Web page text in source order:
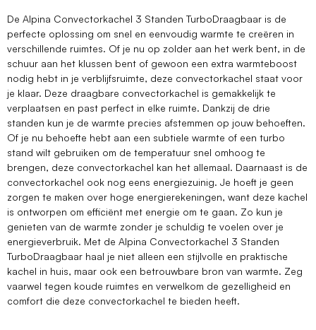
De Alpina Convectorkachel 3 Standen TurboDraagbaar is de
perfecte oplossing om snel en eenvoudig warmte te creëren in
verschillende ruimtes. Of je nu op zolder aan het werk bent, in de
schuur aan het klussen bent of gewoon een extra warmteboost
nodig hebt in je verblijfsruimte, deze convectorkachel staat voor
je klaar. Deze draagbare convectorkachel is gemakkelijk te
verplaatsen en past perfect in elke ruimte. Dankzij de drie
standen kun je de warmte precies afstemmen op jouw behoeften.
Of je nu behoefte hebt aan een subtiele warmte of een turbo
stand wilt gebruiken om de temperatuur snel omhoog te
brengen, deze convectorkachel kan het allemaal. Daarnaast is de
convectorkachel ook nog eens energiezuinig. Je hoeft je geen
zorgen te maken over hoge energierekeningen, want deze kachel
is ontworpen om efficiënt met energie om te gaan. Zo kun je
genieten van de warmte zonder je schuldig te voelen over je
energieverbruik. Met de Alpina Convectorkachel 3 Standen
TurboDraagbaar haal je niet alleen een stijlvolle en praktische
kachel in huis, maar ook een betrouwbare bron van warmte. Zeg
vaarwel tegen koude ruimtes en verwelkom de gezelligheid en
comfort die deze convectorkachel te bieden heeft.